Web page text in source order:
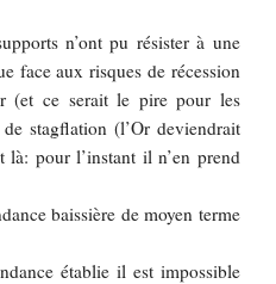
n’ont pu résister à une
face aux risques de récession
(et ce serait le pire pour les
stagflation (l’Or deviendrait
pour l’instant il n’en prend
baissière de moyen terme
établie il est impossible